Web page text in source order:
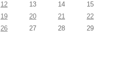
12 13 14
15
19 20 21
22
26 27 28
29